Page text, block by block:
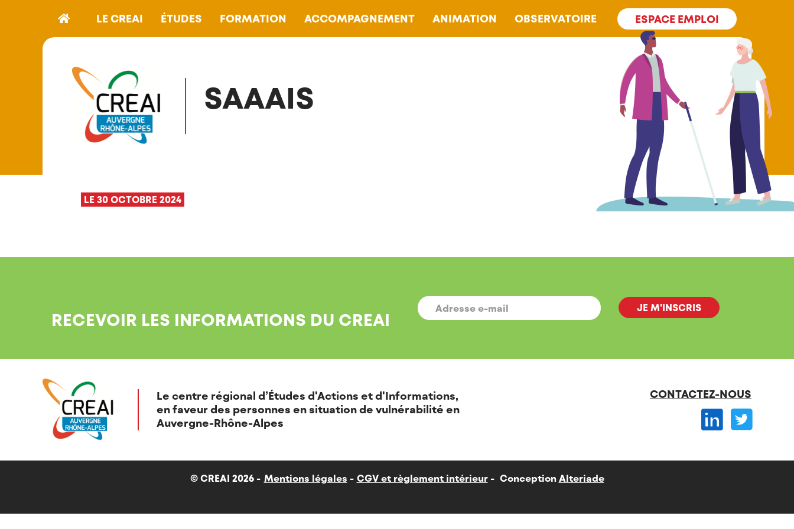
LE CREAI ÉTUDES FORMATION ACCOMPAGNEMENT ANIMATION OBSERVATOIRE ESPACE EMPLOI
SAAAIS
LE 30 OCTOBRE 2024
RECEVOIR LES INFORMATIONS DU CREAI
E-
MAIL *
Le centre régional d’Études d'Actions et d'Informations,
en faveur des personnes en situation de vulnérabilité en
Auvergne-Rhône-Alpes
CONTACTEZ-NOUS
© CREAI 2026 - Mentions légales CGV et règlement intérieur Conception Alteriade